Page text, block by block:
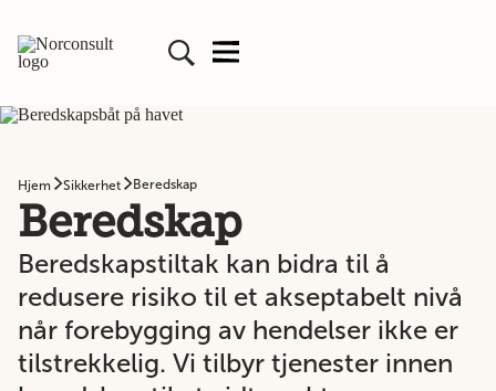
Hjem Sikkerhet Beredskap
Beredskap
Beredskapstiltak kan bidra til å
redusere risiko til et akseptabelt nivå
når forebygging av hendelser ikke er
tilstrekkelig. Vi tilbyr tjenester innen